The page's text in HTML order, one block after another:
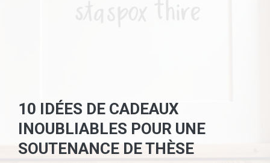
10 IDÉES DE CADEAUX
INOUBLIABLES POUR UNE
SOUTENANCE DE THÈSE